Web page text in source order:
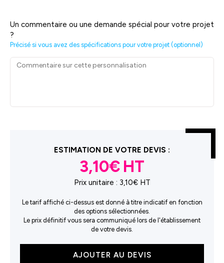
Un commentaire ou une demande spécial pour votre projet
?
Précisé si vous avez des spécifications pour votre projet (optionnel)
ESTIMATION DE VOTRE DEVIS :
3,10€
Prix unitaire : 3,10€ HT
Le tarif affiché ci-dessus est donné à titre indicatif en fonction
des options sélectionnées.
Le prix définitif vous sera communiqué lors de l'établissement
de votre devis.
AJOUTER AU DEVIS